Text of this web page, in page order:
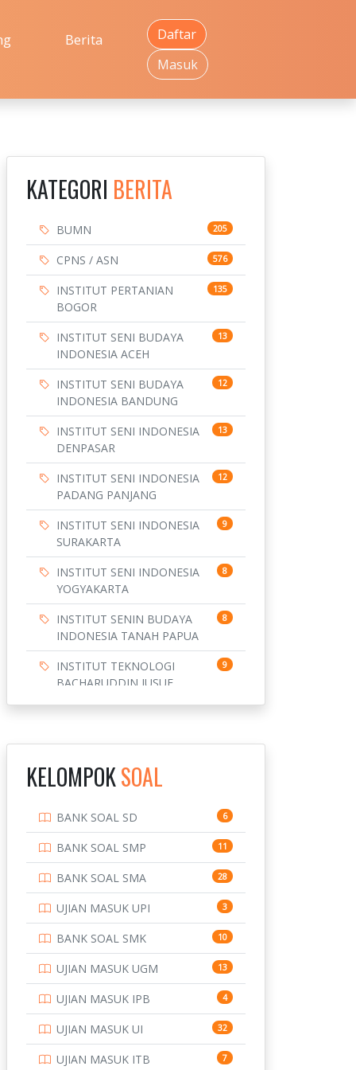
Berita
Daftar
Masuk
KATEGORI BERITA
BUMN 205
CPNS / ASN 576
INSTITUT PERTANIAN
BOGOR
135
INSTITUT SENI BUDAYA
INDONESIA ACEH
13
INSTITUT SENI BUDAYA
INDONESIA BANDUNG
12
INSTITUT SENI INDONESIA
DENPASAR
13
INSTITUT SENI INDONESIA
PADANG PANJANG
12
INSTITUT SENI INDONESIA
SURAKARTA
9
INSTITUT SENI INDONESIA
YOGYAKARTA
8
INSTITUT SENIN BUDAYA
INDONESIA TANAH PAPUA
8
INSTITUT TEKNOLOGI
BACHARUDDIN JUSUF
9
BANDUNG
INSTITUT TEKNOLOGI
INSTITUT TEKNOLOGI
SEPULUH NOVEMBER
10
INSTITUT TEKNOLOGI
SUMATERA
9
IPDN / STPDN 148
PENDIDIKAN 943
PERBANKAN 3
POLRI 169
POLTEK SSN 7
4
KELOMPOKSOAL
BANK SOAL SD 6
BANK SOAL SMP 11
BANK SOAL SMA 28
UJIAN MASUK UPI 3
BANK SOAL SMK 10
UJIAN MASUK UGM 13
UJIAN MASUK IPB 4
UJIAN MASUK UI 32
UJIAN MASUK ITB 7